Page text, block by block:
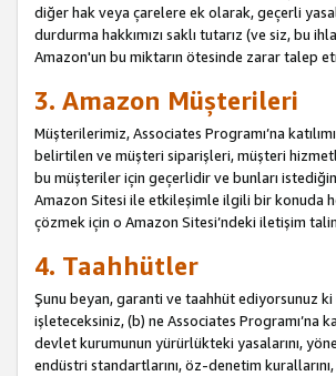
diğer hak veya çarelere ek olarak, geçerli
durdurma hakkımızı saklı tutarız (ve siz, bu
Amazon'un bu miktarın ötesinde zarar talep
3. Amazon Müşterileri
Müşterilerimiz, Associates Programı’na
belirtilen ve müşteri siparişleri, müşteri
bu müşteriler için geçerlidir ve bunları
Amazon Sitesi ile etkileşimle ilgili bir konuda
çözmek için o Amazon Sitesi’ndeki iletişim
4. Taahhütler
Şunu beyan, garanti ve taahhüt ediyorsunuz
işleteceksiniz, (b) ne Associates Programı’na
devlet kurumunun yürürlükteki yasalarını,
endüstri standartlarını, öz-denetim